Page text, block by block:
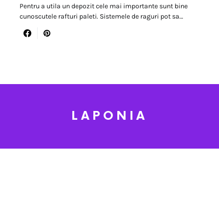
Pentru a utila un depozit cele mai importante sunt bine
cunoscutele rafturi paleti. Sistemele de raguri pot sa…
LAPONIA